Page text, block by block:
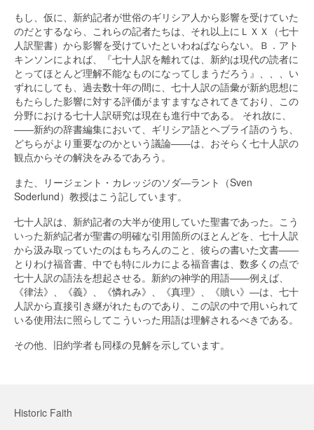
もし、仮に、新約記者が世俗のギリシア人から影響を受けていた
のだとするなら、これらの記者たちは、それ以上にＬＸＸ（七十
人訳聖書）から影響を受けていたといわねばならない。Ｂ．アト
キンソンによれば、『七十人訳を離れては、新約は現代の読者に
とってほとんど理解不能なものになってしまうだろう』、、、い
ずれにしても、過去数十年の間に、七十人訳の語彙が新約思想に
もたらした影響に対する評価がますますなされてきており、この
分野における七十人訳研究は現在も進行中である。 それ故に、
――新約の辞書編集において、ギリシア語とヘブライ語のうち、
どちらがより重要なのかという議論――は、おそらく七十人訳の
観点からその解決をみるであろう。
また、リージェント・カレッジのソダ―ラント（Sven
Soderlund）教授はこう記しています。
七十人訳は、新約記者の大半が使用していた聖書であった。こう
いった新約記者が聖書の明確な引用箇所のほとんどを、七十人訳
から汲み取っていたのはもちろんのこと、彼らの書いた文書――
とりわけ福音書、中でも特にルカによる福音書は、数多くの点で
七十人訳の語法を想起させる。新約の神学的用語――例えば、
《律法》、《義》、《憐れみ》、《真理》、《贖い》―は、七十
人訳から直接引き継がれたものであり、この訳の中で用いられて
いる使用法に照らしてこういった用語は理解されるべきである。
その他、旧約学者も同様の見解を示しています。
Historic Faith